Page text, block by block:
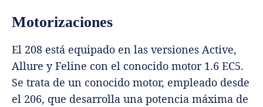
Motorizaciones
El 208 está equipado en las versiones Active,
Allure y Feline con el conocido motor 1.6 EC5.
Se trata de un conocido motor, empleado desde
el 206, que desarrolla una potencia máxima de